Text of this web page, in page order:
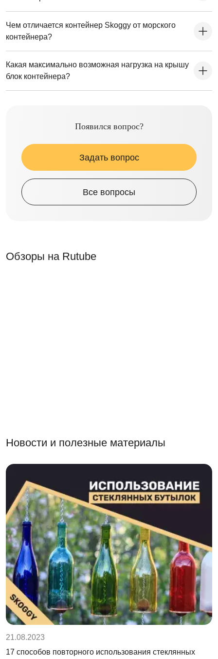
Чем отличается контейнер Skoggy от морского
контейнера?
Какая максимально возможная нагрузка на крышу
блок контейнера?
Появился вопрос?
Задать вопрос
Все вопросы
Обзоры на Rutube
Новости и полезные материалы
21.08.2023
17 способов повторного использования стеклянных